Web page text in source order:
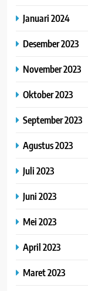
Januari 2024
Desember 2023
November 2023
Oktober 2023
September 2023
Agustus 2023
Juli 2023
Juni 2023
Mei 2023
April 2023
Maret 2023